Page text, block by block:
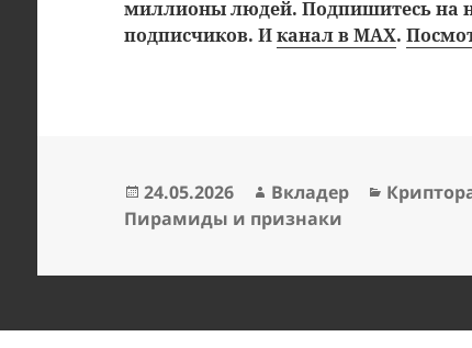
миллионы людей. Подпишитесь на
подписчиков. Иканал в MAX.
Опубликовано
24.05.2026 Автор
Вкладер Рубрики
Пирамиды и признаки